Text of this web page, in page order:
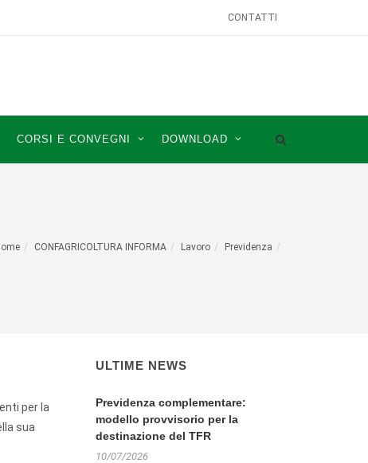
CONTATTI
CORSI E CONVEGNI DOWNLOAD
CONFAGRICOLTURA INFORMA Lavoro Previdenza
per la
sua
ULTIME NEWS
Previdenza complementare:
modello provvisorio per la
destinazione del TFR
10/07/2026